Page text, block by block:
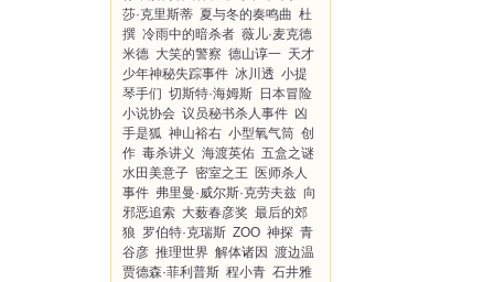
莎·克里斯蒂 夏与冬的奏鸣曲 杜
撰 冷雨中的暗杀者 薇儿·麦克德
米德 大笑的警察 德山谆一 天才
少年神秘失踪事件 冰川透 小提
琴手们 切斯特·海姆斯 日本冒险
小说协会 议员秘书杀人事件 凶
手是狐 神山裕右 小型氧气筒 创
作 毒杀讲义 海渡英佑 五盒之谜
水田美意子 密室之王
医师杀人
事件 弗里曼·威尔斯·克劳夫兹 向
邪恶追索 大薮春彦奖 最后的郊
狼 罗伯特·克瑞斯 ZOO 神探 青
谷彦 推理世界 解体诸因 渡边温
贾德森·菲利普斯 程小青 石井雅